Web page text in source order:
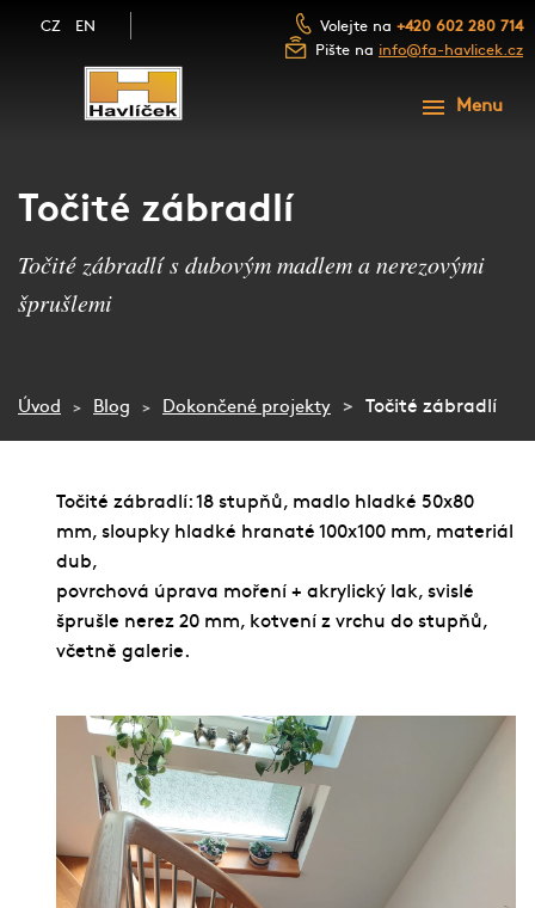
SCHODY A SCHODIŠTĚ
LUXUSNÍ DŘEVĚNÉ DVEŘE
DŘEVĚNÉ OBLOŽENÍ
Služby
Fotogalerie
Naše firma
Kontakt
CZ EN Volejte na +420 602 280 714
Pište na info@fa-havlicek.cz
Menu
PRODUKTY
FOTOGALERIE
NAŠE FIRMA
BLOG
Točité zábradlí
Točité zábradlí s dubovým madlem a nerezovými
šprušlemi
Úvod Blog Dokončené projekty Točité zábradlí
Točité zábradlí: 18 stupňů, madlo hladké 50x80
mm, sloupky hladké hranaté 100x100 mm, materiál
dub,
povrchová úprava moření + akrylický lak, svislé
šprušle nerez 20 mm, kotvení z vrchu do stupňů,
včetně galerie.